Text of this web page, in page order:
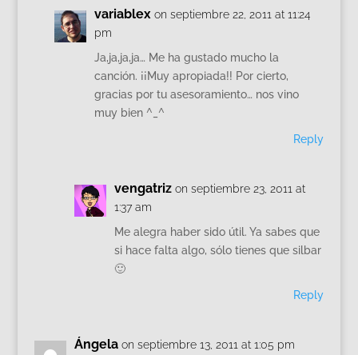
variablex on septiembre 22, 2011 at 11:24
pm
Ja,ja,ja,ja… Me ha gustado mucho la
canción. ¡¡Muy apropiada!! Por cierto,
gracias por tu asesoramiento… nos vino
muy bien ^_^
Reply
vengatriz on septiembre 23, 2011 at
1:37 am
Me alegra haber sido útil. Ya sabes que
si hace falta algo, sólo tienes que silbar
🙂
Reply
Ángela on septiembre 13, 2011 at 1:05 pm